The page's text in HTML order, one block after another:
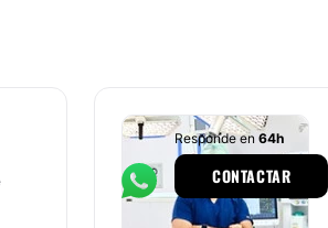
Responde en 64h
CONTACTAR